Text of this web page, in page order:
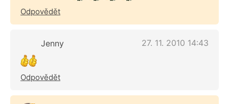
Odpovědět
Jenny 27. 11. 2010 14:43
Odpovědět